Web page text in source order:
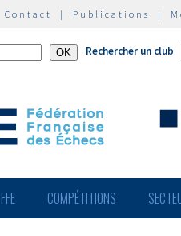
Contact | Publications |
Rechercher un club
FFE COMPÉTITIONS